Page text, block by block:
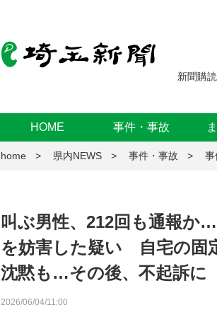
新聞購読
HOME 事件・事故
home 県内NEWS 事件・事故 事
叫ぶ男性、212回も通報か
を妨害した疑い 自宅の固
沈黙も…その後、不起訴
2026/06/04/11:00